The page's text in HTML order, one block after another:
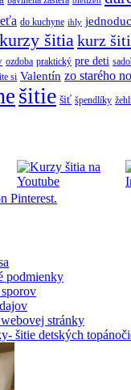
do kuchyne ihly
kurzy šitiakurz
ozdoba praktický pre deti
si Valentín zo starého
šitie šiť špendlíky
Pinterest.
podmienky
stránky